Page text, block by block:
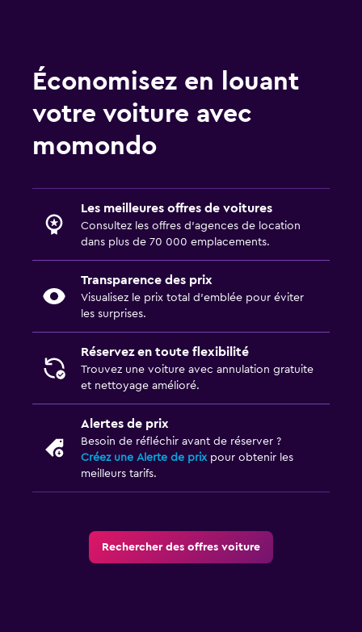
Économisez en louant
votre voiture avec
momondo
Les meilleures offres de voitures
Consultez les offres d’agences de location
dans plus de 70 000 emplacements.
Transparence des prix
Visualisez le prix total d’emblée pour éviter
les surprises.
Réservez en toute flexibilité
Trouvez une voiture avec annulation gratuite
et nettoyage amélioré.
Alertes de prix
Besoin de réfléchir avant de réserver ?
Créez une Alerte de prixpour obtenir les
meilleurs tarifs.
Rechercher des offres voiture